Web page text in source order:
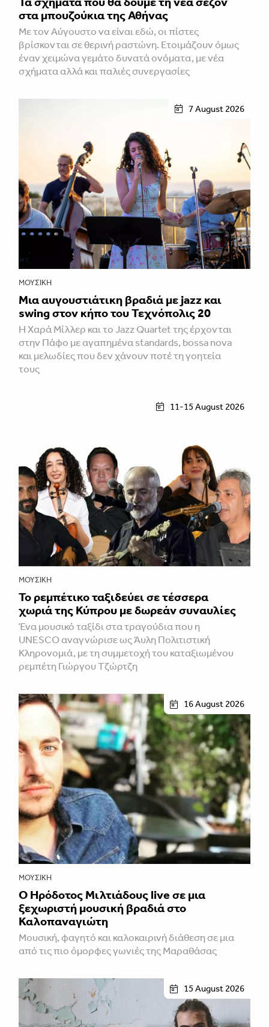
στα μπουζούκια της Αθήνας
Με τον Αύγουστο να είναι εδώ, οι πίστες
βρίσκονται σε θερινή ραστώνη. Ετοιμάζουν όμως
έναν χειμώνα γεμάτο δυνατά ονόματα, με νέα
σχήματα αλλά και παλιές συνεργασίες
7 August 2026
ΜΟΥΣΙΚΉ
Μια αυγουστιάτικη βραδιά με jazz και
swing στον κήπο του Τεχνόπολις 20
Η Χαρά Μίλλερ και το Jazz Quartet της έρχονται
στην Πάφο με αγαπημένα standards, bossa nova
και μελωδίες που δεν χάνουν ποτέ τη γοητεία
τους
11-15 August 2026
ΜΟΥΣΙΚΉ
Το ρεμπέτικο ταξιδεύει σε τέσσερα
χωριά της Κύπρου με δωρεάν συναυλίες
Ένα μουσικό ταξίδι στα τραγούδια που η
UNESCO αναγνώρισε ως Άυλη Πολιτιστική
Κληρονομιά, με τη συμμετοχή του καταξιωμένου
ρεμπέτη Γιώργου Τζώρτζη
16 August 2026
ΜΟΥΣΙΚΉ
Ο Ηρόδοτος Μιλτιάδους live σε μια
ξεχωριστή μουσική βραδιά στο
Καλοπαναγιώτη
Μουσική, φαγητό και καλοκαιρινή διάθεση σε μια
από τις πιο όμορφες γωνιές της Μαραθάσας
15 August 2026